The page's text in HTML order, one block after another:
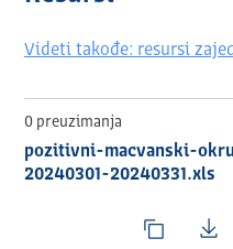
Videti takođe: resursi
0 preuzimanja
pozitivni-macvanski-
20240301-20240331.xls